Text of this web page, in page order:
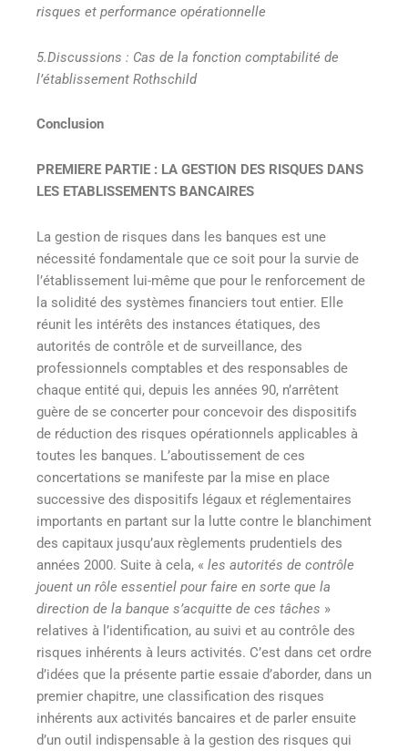
risques et performance opérationnelle
5.Discussions : Cas de la fonction comptabilité de
l’établissement Rothschild
Conclusion
PREMIERE PARTIE : LA GESTION DES RISQUES DANS
LES ETABLISSEMENTS BANCAIRES
La gestion de risques dans les banques est une
nécessité fondamentale que ce soit pour la survie de
l’établissement lui-même que pour le renforcement de
la solidité des systèmes financiers tout entier. Elle
réunit les intérêts des instances étatiques, des
autorités de contrôle et de surveillance, des
professionnels comptables et des responsables de
chaque entité qui, depuis les années 90, n’arrêtent
guère de se concerter pour concevoir des dispositifs
de réduction des risques opérationnels applicables à
toutes les banques. L’aboutissement de ces
concertations se manifeste par la mise en place
successive des dispositifs légaux et réglementaires
importants en partant sur la lutte contre le blanchiment
des capitaux jusqu’aux règlements prudentiels des
années 2000. Suite à cela, « les autorités de contrôle
jouent un rôle essentiel pour faire en sorte que la
direction de la banque s’acquitte de ces tâches »
relatives à l’identification, au suivi et au contrôle des
risques inhérents à leurs activités. C’est dans cet ordre
d’idées que la présente partie essaie d’aborder, dans un
premier chapitre, une classification des risques
inhérents aux activités bancaires et de parler ensuite
d’un outil indispensable à la gestion des risques qui